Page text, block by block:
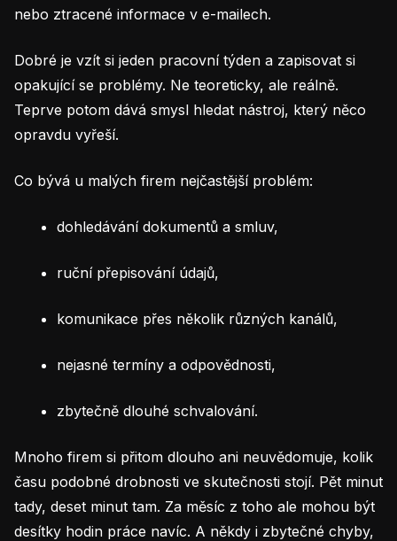
nebo ztracené informace v e-mailech.
Dobré je vzít si jeden pracovní týden a zapisovat si
opakující se problémy. Ne teoreticky, ale reálně.
Teprve potom dává smysl hledat nástroj, který něco
opravdu vyřeší.
Co bývá u malých firem nejčastější problém:
dohledávání dokumentů a smluv,
ruční přepisování údajů,
komunikace přes několik různých kanálů,
nejasné termíny a odpovědnosti,
zbytečně dlouhé schvalování.
Mnoho firem si přitom dlouho ani neuvědomuje, kolik
času podobné drobnosti ve skutečnosti stojí. Pět minut
tady, deset minut tam. Za měsíc z toho ale mohou být
desítky hodin práce navíc. A někdy i zbytečné chyby,